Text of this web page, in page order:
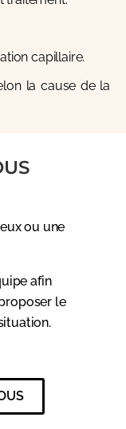
capillaire.
la cause de la
ou une
afin
le